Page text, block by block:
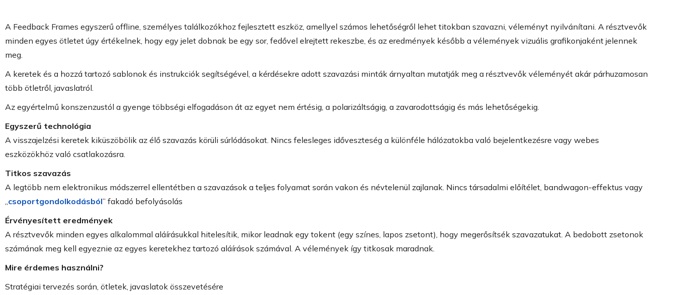
A Feedback Frames egyszerű offline, személyes találkozókhoz fejlesztett eszköz, amellyel számos lehetőségről lehet titokban szavazni, véleményt nyilvánítani. A résztvevők
minden egyes ötletet úgy értékelnek, hogy egy jelet dobnak be egy sor, fedővel elrejtett rekeszbe, és az eredmények később a vélemények vizuális grafikonjaként jelennek
meg.
A keretek és a hozzá tartozó sablonok és instrukciók segítségével, a kérdésekre adott szavazási minták árnyaltan mutatják meg a résztvevők véleményét akár párhuzamosan
több ötletről, javaslatról.
Az egyértelmű konszenzustól a gyenge többségi elfogadáson át az egyet nem értésig, a polarizáltságig, a zavarodottságig és más lehetőségekig.
Egyszerű technológia
A visszajelzési keretek kiküszöbölik az élő szavazás körüli súrlódásokat. Nincs felesleges időveszteség a különféle hálózatokba való bejelentkezésre vagy webes
eszközökhöz való csatlakozásra.
Titkos szavazás
A legtöbb nem elektronikus módszerrel ellentétben a szavazások a teljes folyamat során vakon és névtelenül zajlanak. Nincs társadalmi előítélet, bandwagon-effektus vagy
„csoportgondolkodásból” fakadó befolyásolás
Érvényesített eredmények
A résztvevők minden egyes alkalommal aláírásukkal hitelesítik, mikor leadnak egy tokent (egy színes, lapos zsetont), hogy megerősítsék szavazatukat. A bedobott zsetonok
számának meg kell egyeznie az egyes keretekhez tartozó aláírások számával. A vélemények így titkosak maradnak.
Mire érdemes használni?
Stratégiai tervezés során, ötletek, javaslatok összevetésére